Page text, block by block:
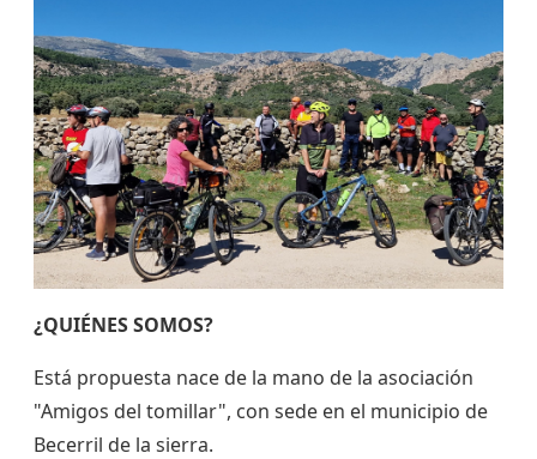
¿QUIÉNES SOMOS?
Está propuesta nace de la mano de la asociación
"Amigos del tomillar", con sede en el municipio de
Becerril de la sierra.